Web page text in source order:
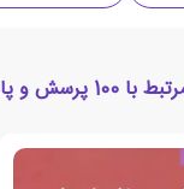
درباره صرع